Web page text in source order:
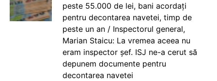
peste 55.000 de lei, bani acordați
pentru decontarea navetei, timp de
peste un an / Inspectorul general,
Marian Staicu: La vremea aceea nu
eram inspector șef. ISJ ne-a cerut să
depunem documente pentru
decontarea navetei